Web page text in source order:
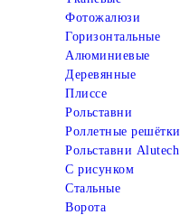
Фотожалюзи
Горизонтальные
Алюминиевые
Деревянные
Плиссе
Рольставни
Роллетные решётки
Рольставни Alutech
С рисунком
Стальные
Ворота